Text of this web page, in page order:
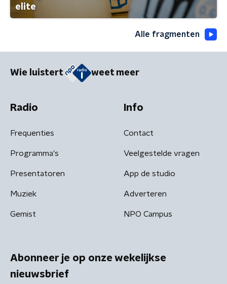
elite
Alle fragmenten
Wie luistert weet meer
Radio
Frequenties
Programma's
Presentatoren
Muziek
Gemist
Info
Contact
Veelgestelde vragen
App de studio
Adverteren
NPO Campus
Abonneer je op onze wekelijkse
nieuwsbrief